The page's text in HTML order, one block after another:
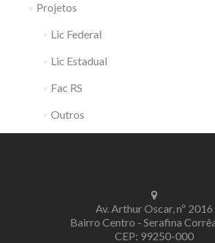
Projetos
Lic Federal
Lic Estadual
Fac RS
Outros
Av. Arthur Oscar, nº 2016
Bairro Centro - Serafina
CEP: 99250-000